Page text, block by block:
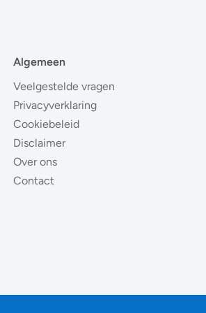
Algemeen
Veelgestelde vragen
Privacyverklaring
Cookiebeleid
Disclaimer
Over ons
Contact